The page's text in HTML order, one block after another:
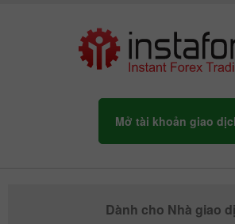
Mở tài khoản giao
Dành cho Nhà giao